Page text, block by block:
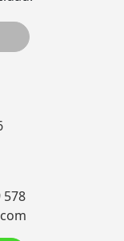
578